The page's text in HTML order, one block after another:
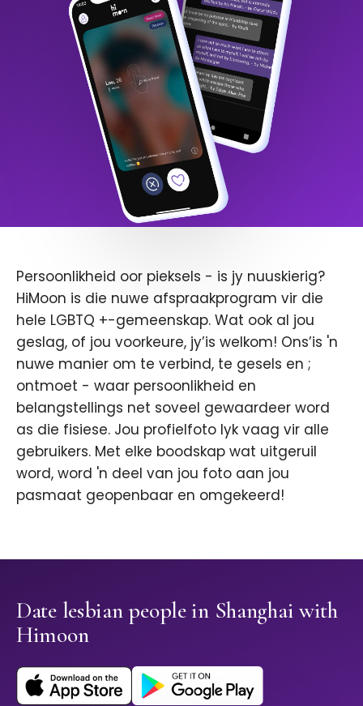
Persoonlikheid oor pieksels - is jy nuuskierig?
HiMoon is die nuwe afspraakprogram vir die
hele LGBTQ +-gemeenskap. Wat ook al jou
geslag, of jou voorkeure, jy’is welkom! Ons’is 'n
nuwe manier om te verbind, te gesels en ;
ontmoet - waar persoonlikheid en
belangstellings net soveel gewaardeer word
as die fisiese. Jou profielfoto lyk vaag vir alle
gebruikers. Met elke boodskap wat uitgeruil
word, word 'n deel van jou foto aan jou
pasmaat geopenbaar en omgekeerd!
Date lesbian people in Shanghai with
Himoon